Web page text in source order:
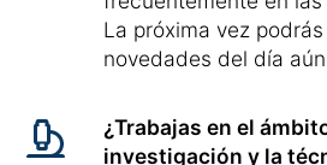
La próxima vez
novedades del día
¿Trabajas en el
investigación y la